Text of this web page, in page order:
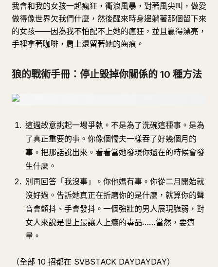
我會和我的女孩一起瘋狂，衝浪風暴，對著風尖叫，做愛
做得像世界欠我們什麼，然後醒來時身邊躺著那個留下來
的女孩——因為我不怕配不上她的瘋狂，並且贏得漂亮，
手裡拿著咖啡，肩上還留著她的齒痕。
狼的戰術手冊：停止毀掉你關係的 10 種方法
這週故意挑起一場爭執。不是為了洗碗這種事。是為
了真正重要的事。你像個懦夫一樣吞了好幾個月的
事。把那話說出來。看看當她發現你還在的時候會發
生什麼。
別再回答「我沒事」。你他媽有事。你從二月開始就
沒好過。告訴她真正在折磨你的是什麼，就算你的聲
音會顫抖、手會發抖。一個強壯的男人展現脆弱，對
女人來說是世上最讓人上癮的毒品……當然，要適
量。
（全部 10 招都在 SVBSTACK DAYDAYDAY）